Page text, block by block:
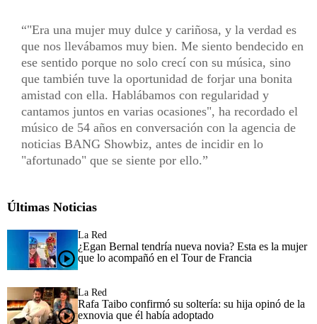
"Era una mujer muy dulce y cariñosa, y la verdad es
que nos llevábamos muy bien. Me siento bendecido en
ese sentido porque no solo crecí con su música, sino
que también tuve la oportunidad de forjar una bonita
amistad con ella. Hablábamos con regularidad y
cantamos juntos en varias ocasiones", ha recordado el
músico de 54 años en conversación con la agencia de
noticias BANG Showbiz, antes de incidir en lo
"afortunado" que se siente por ello.
Últimas Noticias
La Red
¿Egan Bernal tendría nueva novia? Esta es la mujer
que lo acompañó en el Tour de Francia
La Red
Rafa Taibo confirmó su soltería: su hija opinó de la
exnovia que él había adoptado